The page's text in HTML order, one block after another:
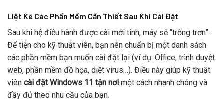
Liệt Kê Các Phần Mềm Cần Thiết Sau Khi Cài Đặt
Sau khi hệ điều hành được cài mới tinh, máy sẽ “trống trơn”.
Để tiện cho kỹ thuật viên, bạn nên chuẩn bị một danh sách
các phần mềm bạn muốn cài đặt lại (ví dụ: Office, trình duyệt
web, phần mềm đồ họa, diệt virus…). Điều này giúp kỹ thuật
viên cài đặt Windows 11 tận nơi một cách nhanh chóng và
đầy đủ theo nhu cầu của bạn.